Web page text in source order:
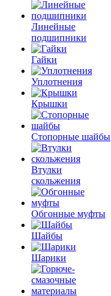
Линейные
подшипники
Гайки
Уплотнения
Крышки
Стопорные шайбы
Втулки
скольжения
Обгонные муфты
Шайбы
Шарики